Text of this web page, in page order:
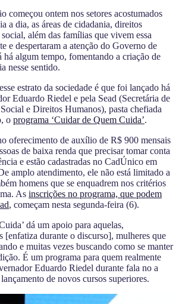
começou ontem nos setores acostumados
a dia, as áreas de cidadania, direitos
além das famílias que vivem essa
e despertaram a atenção do Governo de
algum tempo, fomentando a criação de
nesse sentido.
estrato da sociedade é que foi lançado há
Eduardo Riedel e pela Sead (Secretária de
e Direitos Humanos), pasta chefiada
o programa ‘Cuidar de Quem Cuida’.
oferecimento de auxílio de R$ 900 mensais
de baixa renda que precisar tomar conta
e estão cadastradas no CadÚnico em
amplo atendimento, ele não está limitado a
homens que se enquadrem nos critérios
As inscrições no programa, que podem
, começam nesta segunda-feira (6).
dá um apoio para aquelas,
[enfatiza durante o discurso], mulheres que
e muitas vezes buscando como se manter
É um programa para quem realmente
Eduardo Riedel durante fala no a
de novos cursos superiores.